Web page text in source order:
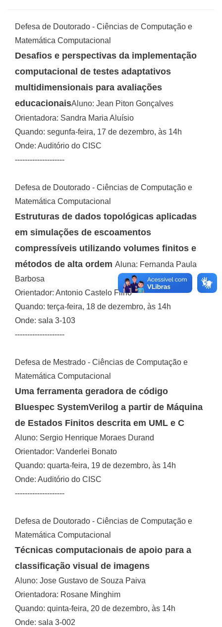
Defesa de Doutorado - Ciências de Computação e
Matemática Computacional
Desafios e perspectivas da implementação
computacional de testes adaptativos
multidimensionais para avaliações
educacionaisAluno: Jean Piton Gonçalves
Orientadora: Sandra Maria Aluísio
Quando: segunfa-feira, 17 de dezembro, às 14h
Onde: Auditório do CISC
--------------------
Defesa de Doutorado - Ciências de Computação e
Matemática Computacional
Estruturas de dados topológicas aplicadas
em simulações de escoamentos
compressíveis utilizando volumes finitos e
métodos de alta ordem Aluna: Fernanda Paula
Barbosa
Orientador: Antonio Castelo Filho
Quando: terça-feira, 18 de dezembro, às 14h
Onde: sala 3-103
--------------------
Defesa de Mestrado - Ciências de Computação e
Matemática Computacional
Uma ferramenta geradora de código
Bluespec SystemVerilog a partir de Máquina
de Estados Finitos descrita em UML e C
Aluno: Sergio Henrique Moraes Durand
Orientador: Vanderlei Bonato
Quando: quarta-feira, 19 de dezembro, às 14h
Onde: Auditório do CISC
--------------------
Defesa de Doutorado - Ciências de Computação e
Matemática Computacional
Técnicas computacionais de apoio para a
classificação visual de imagens
Aluno: Jose Gustavo de Souza Paiva
Orientadora: Rosane Minghim
Quando: quinta-feira, 20 de dezembro, às 14h
Onde: sala 3-002